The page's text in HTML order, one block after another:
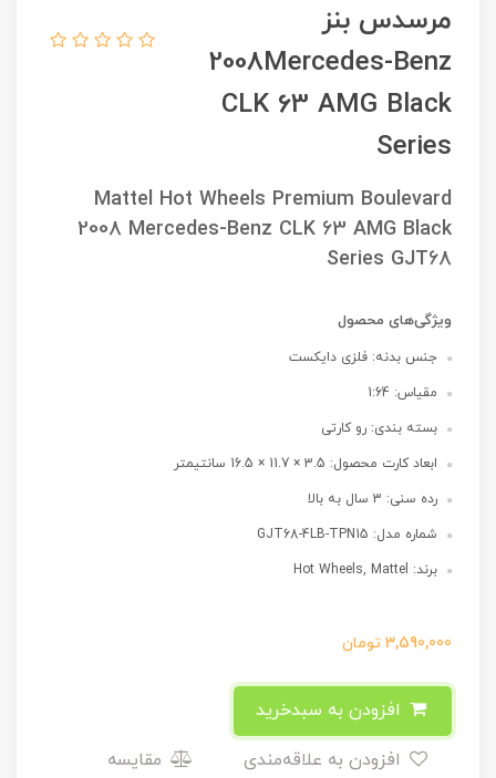
مرسدس بنز
2008Mercedes-Benz
CLK 63 AMG Black
Series
Mattel Hot Wheels Premium Boulevard
2008 Mercedes-Benz CLK 63 AMG Black
Series GJT68
ویژگی‌های محصول
جنس بدنه: فلزی دایکست
مقیاس: 1:64
بسته بندی: رو کارتی
ابعاد کارت محصول: 3.5 × 11.7 × 16.5 سانتیمتر
رده سنی: 3 سال به بالا
شماره مدل: GJT68-4LB-TPN15
برند: Hot Wheels, Mattel
3,590,000 تومان
مقایسه